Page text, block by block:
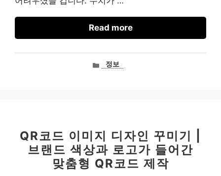
Read more
카정보
QR코드 이미지 디자인 꾸미기 |
브랜드 색상과 로고가 들어간
맞춤형 QR코드 제작